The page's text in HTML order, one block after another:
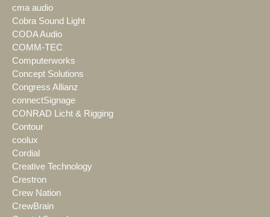
cma audio
Cobra Sound Light
CODA Audio
COMM-TEC
Computerworks
Concept Solutions
Congress Allianz
connectSignage
CONRAD Licht & Rigging
Contour
coolux
Cordial
Creative Technology
Crestron
Crew Nation
CrewBrain